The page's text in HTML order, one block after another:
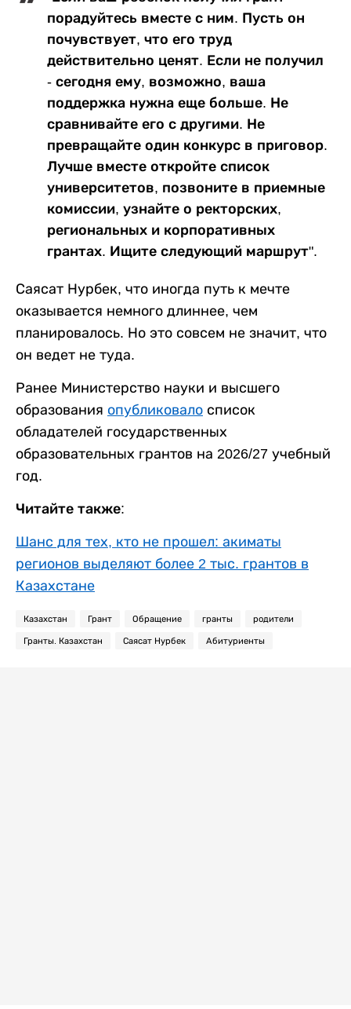
порадуйтесь вместе с ним. Пусть он
почувствует, что его труд
действительно ценят. Если не получил
- сегодня ему, возможно, ваша
поддержка нужна еще больше. Не
сравнивайте его с другими. Не
превращайте один конкурс в приговор.
Лучше вместе откройте список
университетов, позвоните в приемные
комиссии, узнайте о ректорских,
региональных и корпоративных
грантах. Ищите следующий маршрут".
Саясат Нурбек, что иногда путь к мечте
оказывается немного длиннее, чем
планировалось. Но это совсем не значит, что
он ведет не туда.
Ранее Министерство науки и высшего
образования опубликовало список
обладателей государственных
образовательных грантов на 2026/27 учебный
год.
Читайте также:
Шанс для тех, кто не прошел: акиматы
регионов выделяют более 2 тыс. грантов в
Казахстане
Казахстан Грант Обращение гранты родители
Гранты. Казахстан Саясат Нурбек Абитуриенты